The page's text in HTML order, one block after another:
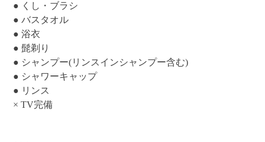
● くし・ブラシ
● バスタオル
● 浴衣
● 髭剃り
● シャンプー(リンスインシャンプー含む)
● シャワーキャップ
● リンス
× TV完備